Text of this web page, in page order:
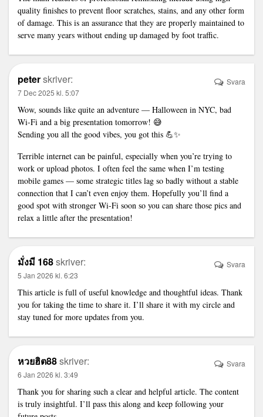
quality finishes to prevent floor scratches, stains, and any other form
of damage. This is an assurance that they are properly maintained to
serve many years without ending up damaged by foot traffic.
peterskriver:
7 Dec 2025 kl. 5:07
Wow, sounds like quite an adventure — Halloween in NYC, bad
Wi-Fi and a big presentation tomorrow! 😅
Sending you all the good vibes, you got this 💪✨
Terrible internet can be painful, especially when you’re trying to
work or upload photos. I often feel the same when I’m testing
mobile games — some strategic titles lag so badly without a stable
connection that I can’t even enjoy them. Hopefully you’ll find a
good spot with stronger Wi-Fi soon so you can share those pics and
relax a little after the presentation!
Svara
มั่งมี 168skriver:
5 Jan 2026 kl. 6:23
This article is full of useful knowledge and thoughtful ideas. Thank
you for taking the time to share it. I’ll share it with my circle and
stay tuned for more updates from you.
Svara
หวยฮิต88skriver:
6 Jan 2026 kl. 3:49
Thank you for sharing such a clear and helpful article. The content
is truly insightful. I’ll pass this along and keep following your
Svara